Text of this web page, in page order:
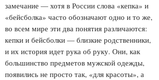
замечание — хотя в России слова «кепка» и
«бейсболка» часто обозначают одно и то же,
во всем мире эти два понятия различаются:
кепки и бейсболки — близкие родственники,
и их история идет рука об руку. Они, как
большинство предметов мужской одежды,
появились не просто так, «для красоты», а